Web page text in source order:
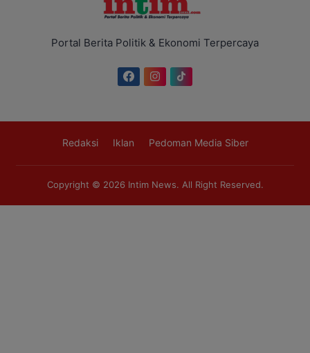
Portal Berita Politik & Ekonomi Terpercaya
Redaksi Iklan Pedoman Media Siber
Copyright © 2026 Intim News. All Right Reserved.